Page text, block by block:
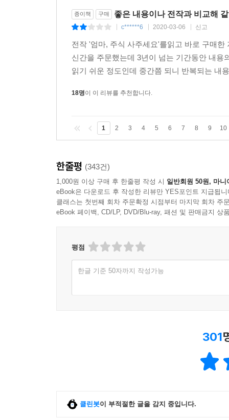
종이책 구매 좋은 내용이나 전작과 비교해
c******6 2020-03-06 신고
전작 '엄마, 주식 사주세요'를읽고 바로 구매
신간을 주문했는데 3년이 넘는 기간동안 내
읽기 쉬운 정도인데 중간쯤 되니 반복되는 내
18명이 이 리뷰를 추천합니다.
1 2 3 4 5 6 7 8 9 10
한줄평 (343건)
1,000원 이상 구매 후 한줄평 작성 시 일반회원 50원, 마니
eBook은 다운로드 후 작성한 리뷰만 YES포인트 지급됩니
클래스는 첫번째 회차 주문확정 시점부터 마지막 회차 주
eBook 페이백, CD/LP, DVD/Blu-ray, 패션 및 판매금지 상
평점
한글 기준 50자까지 작성가능
301
클린봇이 부적절한 글을 감지 중입니다.